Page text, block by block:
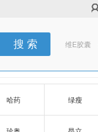
维E胶囊
哈药 绿瘦